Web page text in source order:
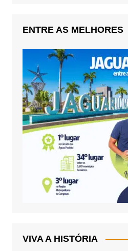
ENTRE AS MELHORES
VIVA A HISTÓRIA